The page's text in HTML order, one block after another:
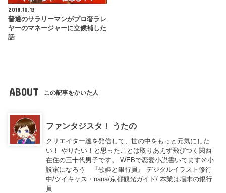
2018.10.13
普通のサラリーマンがプロ奢ラレ
ヤーのマネージャーに立候補した
話
ABOUT この記事をかいた人
ファンタジスタ！ うたの
クリエイター達を発信して、世の中をもっと元気にした
い！ やりたい！と思ったことは取りあえず飛びつく関西
在住の三十代男子です。 WEBで恋愛小説書いてます＠小
説家になろう 『歌姫と銀行員』 デジタルイラスト修行
中/ツイキャス・nana/京都観光ガイド/ 本業は場末の銀行
員